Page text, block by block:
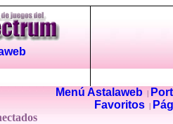
Menú Astalaweb|
Favoritos